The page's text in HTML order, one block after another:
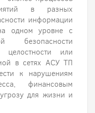
в разных
информации
одном уровне с
безопасности
целостности или
в сетях АСУ ТП
к нарушениям
финансовым
для жизни и